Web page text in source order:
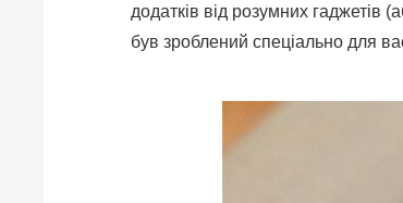
додатків від розумних гаджетів
був зроблений спеціально для